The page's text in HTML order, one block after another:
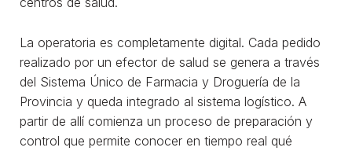
La operatoria es completamente digital. Cada pedido
realizado por un efector de salud se genera a través
del Sistema Único de Farmacia y Droguería de la
Provincia y queda integrado al sistema logístico. A
partir de allí comienza un proceso de preparación y
control que permite conocer en tiempo real qué